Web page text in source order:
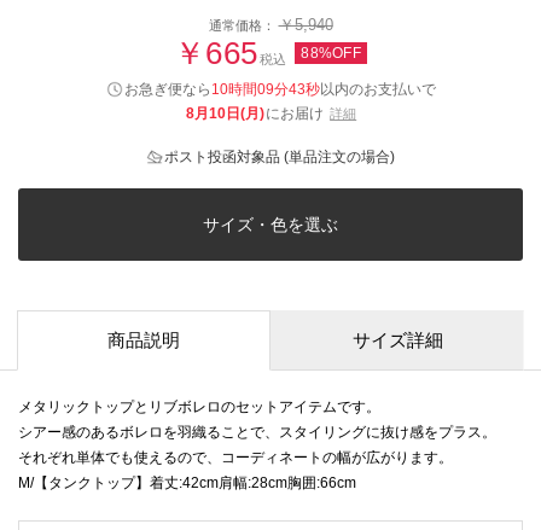
通常価格：￥5,940
￥665税込 88%OFF
お急ぎ便なら 10時間09分42秒以内のお支払いで
8月10日(月)にお届け 詳細
ポスト投函対象品 (単品注文の場合)
サイズ・色を選ぶ
商品説明 サイズ詳細
メタリックトップとリブボレロのセットアイテムです。
シアー感のあるボレロを羽織ることで、スタイリングに抜け感をプラス。
それぞれ単体でも使えるので、コーディネートの幅が広がります。
M/【タンクトップ】着丈:42cm肩幅:28cm胸囲:66cm